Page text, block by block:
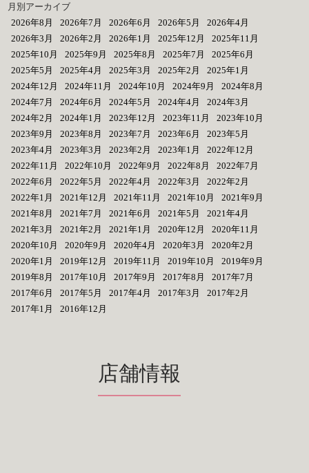
月別アーカイブ
2026年8月
2026年7月 2026年6月 2026年5月
2026年4月
2026年3月
2026年2月 2026年1月 2025年12月
2025年11月
2025年10月
2025年9月 2025年8月 2025年7月
2025年6月
2025年5月
2025年4月 2025年3月 2025年2月
2025年1月
2024年12月
2024年11月 2024年10月 2024年9月
2024年8月
2024年7月
2024年6月 2024年5月 2024年4月
2024年3月
2024年2月
2024年1月 2023年12月 2023年11月
2023年10月
2023年9月
2023年8月 2023年7月 2023年6月
2023年5月
2023年4月
2023年3月 2023年2月 2023年1月
2022年12月
2022年11月
2022年10月 2022年9月 2022年8月
2022年7月
2022年6月
2022年5月 2022年4月 2022年3月
2022年2月
2022年1月
2021年12月 2021年11月 2021年10月
2021年9月
2021年8月
2021年7月 2021年6月 2021年5月
2021年4月
2021年3月
2021年2月 2021年1月 2020年12月
2020年11月
2020年10月
2020年9月 2020年4月 2020年3月
2020年2月
2020年1月
2019年12月 2019年11月 2019年10月
2019年9月
2019年8月
2017年10月 2017年9月 2017年8月
2017年7月
2017年6月
2017年5月 2017年4月 2017年3月
2017年2月
2017年1月
2016年12月
店舗情報